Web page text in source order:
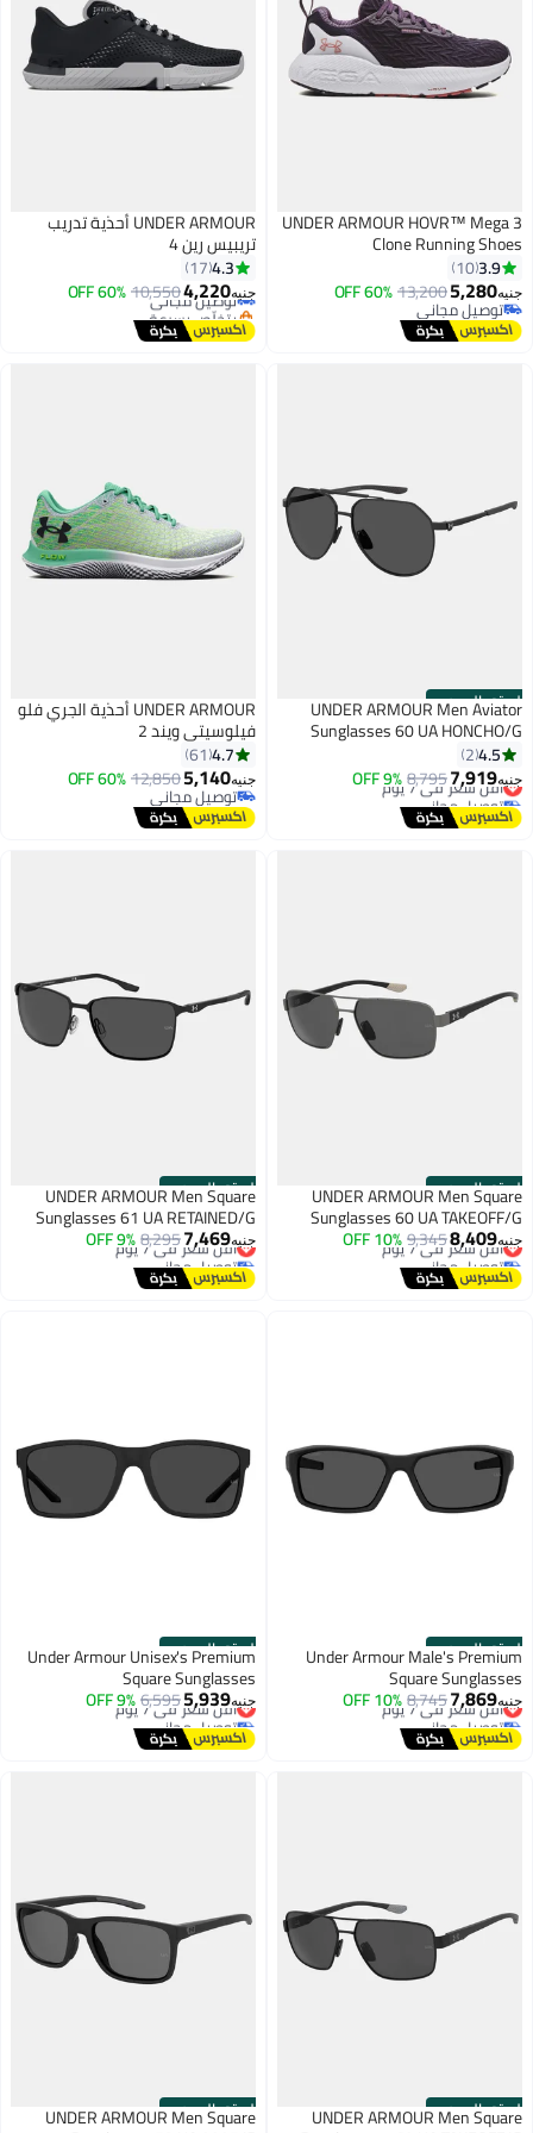
UNDER ARMOUR HOVR™ Mega 3
Clone Running Shoes
3.9
10
جنيه5,280
13,200
60% OFF
توصيل مجاني
توصيل مجاني
UNDER ARMOUR أحذية تدريب
تريبيس رين 4
4.3
17
جنيه4,220
10,550
60% OFF توصيل مجاني
بتخلّص بسرعة
توصيل مجاني
الستور الرسمي
UNDER ARMOUR Men Aviator
Sunglasses 60 UA HONCHO/G
4.5
2
جنيه7,919
8,795
9% OFF أقل سعر في 7 يوم
توصيل مجاني
أقل سعر في 7 يوم
UNDER ARMOUR أحذية الجري فلو
فيلوسيتي ويند 2
4.7
61
جنيه5,140
12,850
60% OFF
توصيل مجاني
توصيل مجاني
الستور الرسمي
UNDER ARMOUR Men Square
Sunglasses 60 UA TAKEOFF/G
جنيه8,409
9,345
10% OFF أقل سعر في 7 يوم
توصيل مجاني
أقل سعر في 7 يوم
الستور الرسمي
UNDER ARMOUR Men Square
Sunglasses 61 UA RETAINED/G
جنيه7,469
8,295
9% OFF أقل سعر في 7 يوم
توصيل مجاني
أقل سعر في 7 يوم
الستور الرسمي
Under Armour Male's Premium
Square Sunglasses
جنيه7,869
8,745
10% OFF أقل سعر في 7 يوم
توصيل مجاني
أقل سعر في 7 يوم
الستور الرسمي
Under Armour Unisex's Premium
Square Sunglasses
جنيه5,939
6,595
9% OFF أقل سعر في 7 يوم
توصيل مجاني
أقل سعر في 7 يوم
الستور الرسمي
UNDER ARMOUR Men Square الستور الرسمي
UNDER ARMOUR Men Square